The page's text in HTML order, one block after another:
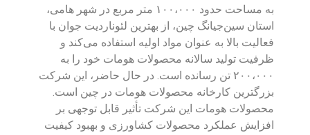
به مساحت حدود ۱۰۰،۰۰۰ متر مربع در شهر هامی،
استان سین‌جیانگ چین، از بهترین لئوناردیت جوان با
فعالیت بالا به عنوان مواد اولیه استفاده می‌کند و
ظرفیت تولید سالانه محصولات هومات خود را به
۲۰۰،۰۰۰ تن رسانده است. در حال حاضر، این شرکت
بزرگترین کارخانه محصولات هومات در چین است.
محصولات هومات این شرکت تأثیر قابل توجهی بر
افزایش عملکرد محصولات کشاورزی و بهبود کیفیت